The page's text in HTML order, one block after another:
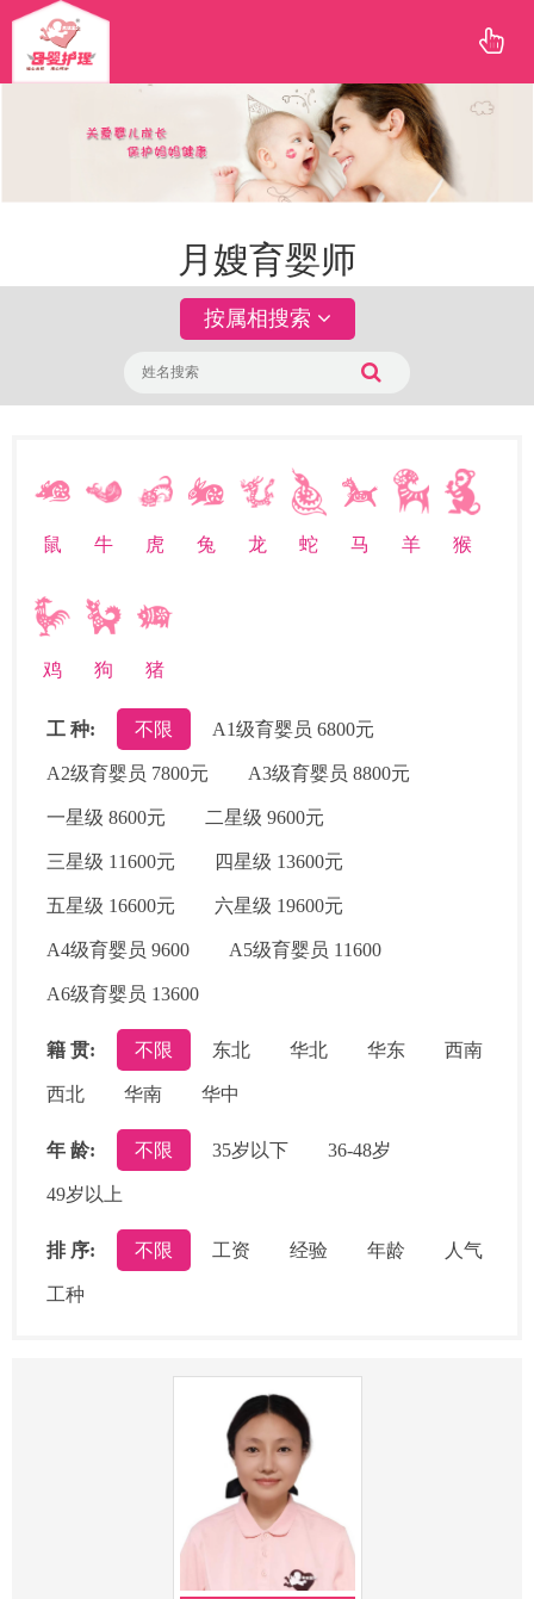
月嫂育婴师
按属相搜索
鼠 牛 虎 兔 龙 蛇 马 羊 猴
鸡 狗 猪
工 种: 不限 A1级育婴员 6800元
A2级育婴员 7800元 A3级育婴员 8800元
一星级 8600元 二星级 9600元
三星级 11600元 四星级 13600元
五星级 16600元 六星级 19600元
A4级育婴员 9600 A5级育婴员 11600
A6级育婴员 13600
籍 贯: 不限 东北 华北 华东 西南
西北 华南 华中
年 龄: 不限 35岁以下 36-48岁
49岁以上
排 序: 不限 工资 经验 年龄 人气
工种